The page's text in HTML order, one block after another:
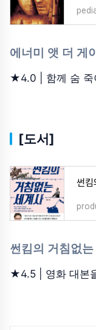
에너미 앳 더 게
★4.0 | 함께 숨 죽
[도서]
썬킴
썬킴의 거침없
★4.5 | 영화 대본